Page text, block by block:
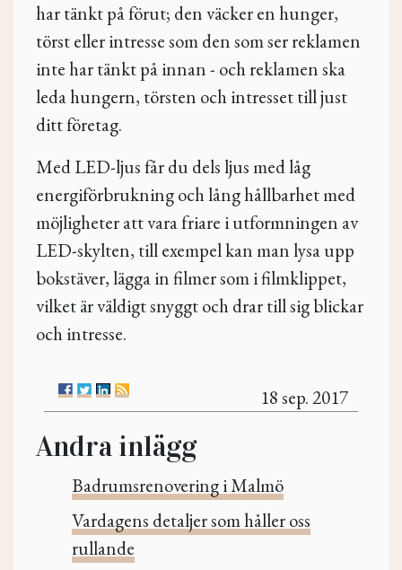
har tänkt på förut; den väcker en hunger,
törst eller intresse som den som ser reklamen
inte har tänkt på innan - och reklamen ska
leda hungern, törsten och intresset till just
ditt företag.
Med LED-ljus får du dels ljus med låg
energiförbrukning och lång hållbarhet med
möjligheter att vara friare i utformningen av
LED-skylten, till exempel kan man lysa upp
bokstäver, lägga in filmer som i filmklippet,
vilket är väldigt snyggt och drar till sig blickar
och intresse.
18 sep. 2017
Andra inlägg
Badrumsrenovering i Malmö
Vardagens detaljer som håller oss
rullande